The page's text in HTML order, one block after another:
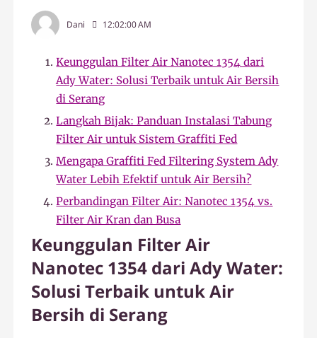
Dani 12:02:00 AM
Keunggulan Filter Air Nanotec 1354 dari
Ady Water: Solusi Terbaik untuk Air Bersih
di Serang
Langkah Bijak: Panduan Instalasi Tabung
Filter Air untuk Sistem Graffiti Fed
Mengapa Graffiti Fed Filtering System Ady
Water Lebih Efektif untuk Air Bersih?
Perbandingan Filter Air: Nanotec 1354 vs.
Filter Air Kran dan Busa
Keunggulan Filter Air
Nanotec 1354 dari Ady Water:
Solusi Terbaik untuk Air
Bersih di Serang